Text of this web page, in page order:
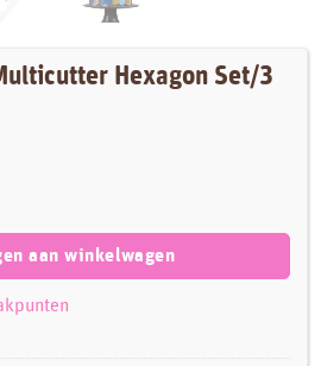
Hexagon Set/3
aan winkelwagen